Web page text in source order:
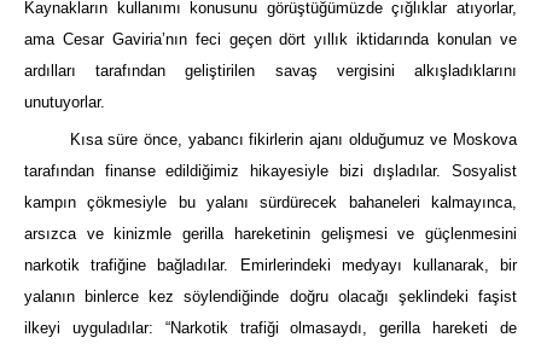
Kaynakların kullanımı konusunu görüştüğümüzde çığlıklar atıyorlar,
ama Cesar Gaviria’nın feci geçen dört yıllık iktidarında konulan ve
ardılları tarafından geliştirilen savaş vergisini alkışladıklarını
unutuyorlar.
Kısa süre önce, yabancı fikirlerin ajanı olduğumuz ve Moskova
tarafından finanse edildiğimiz hikayesiyle bizi dışladılar. Sosyalist
kampın çökmesiyle bu yalanı sürdürecek bahaneleri kalmayınca,
arsızca ve kinizmle gerilla hareketinin gelişmesi ve güçlenmesini
narkotik trafiğine bağladılar. Emirlerindeki medyayı kullanarak, bir
yalanın binlerce kez söylendiğinde doğru olacağı şeklindeki faşist
ilkeyi uyguladılar: “Narkotik trafiği olmasaydı, gerilla hareketi de